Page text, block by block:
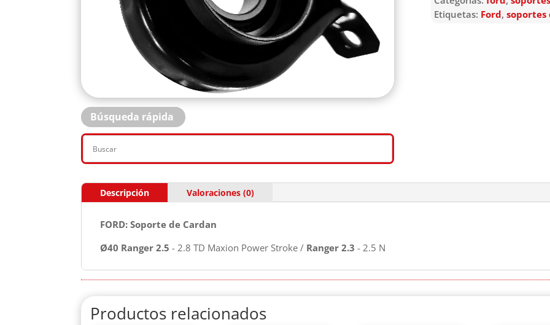
Búsqueda rápida
Etiquetas: Ford, soportes
Descripción Valoraciones (0)
FORD: Soporte de Cardan
Ø40 Ranger 2.5 - 2.8 TD Maxion Power Stroke / Ranger 2.3 - 2.5 N
Productos relacionados